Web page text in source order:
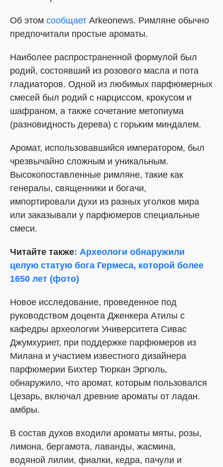
Об этом сообщает Arkeonews. Римляне обычно
предпочитали простые ароматы.
Наиболее распространенной формулой был
родий, состоявший из розового масла и пота
гладиаторов. Одной из любимых парфюмерных
смесей был родий с нарциссом, крокусом и
шафраном, а также сочетание метопиума
(разновидность дерева) с горьким миндалем.
Аромат, использовавшийся императором, был
чрезвычайно сложным и уникальным.
Высокопоставленные римляне, такие как
генералы, священники и богачи,
импортировали духи из разных уголков мира
или заказывали у парфюмеров специальные
смеси.
Читайте также: Археологи обнаружили
целую статую бога Гермеса, которой более
1650 лет (фото)
Новое исследование, проведенное под
руководством доцента Дженкера Атилы с
кафедры археологии Университета Сивас
Джумхуриет, при поддержке парфюмеров из
Милана и участием известного дизайнера
парфюмерии Бихтер Тюркан Эргюль,
обнаружило, что аромат, которым пользовался
Цезарь, включал древние ароматы от ладан.
амбры.
В состав духов входили ароматы мяты, розы,
лимона, бергамота, лаванды, жасмина,
водяной лилии, фиалки, кедра, пачули и